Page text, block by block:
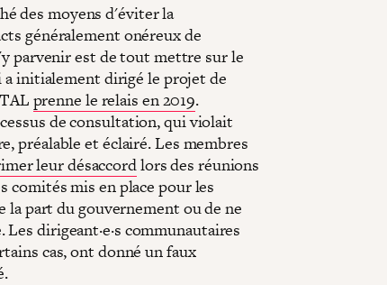
des moyens d'éviter la
généralement onéreux de
parvenir est de tout mettre sur le
a initialement dirigé le projet de
prenne le relais en 2019.
de consultation, qui violait
préalable et éclairé. Les membres
leur désaccordlors des réunions
mis en place pour les
la part du gouvernement ou de ne
dirigeant·e·s communautaires
cas, ont donné un faux